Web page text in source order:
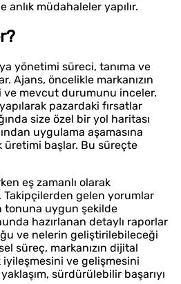
müdahaleler yapılır.
yönetimi süreci, tanıma ve
Ajans, öncelikle markanızın
mevcut durumunu inceler.
pazardaki fırsatlar
size özel bir yol haritası
uygulama aşamasına
başlar. Bu süreçte
eş zamanlı olarak
gelen yorumlar
tonuna uygun şekilde
hazırlanan detaylı raporlar
ve nelerin geliştirilebileceği
süreç, markanızın dijital
ve gelişmesini
sürdürülebilir başarıyı